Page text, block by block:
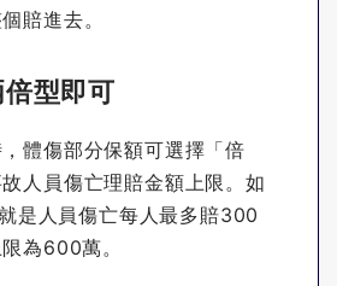
賠進去。
型即可
體傷部分保額可選擇「倍
人員傷亡理賠金額上限。如
是人員傷亡每人最多賠300
為600萬。